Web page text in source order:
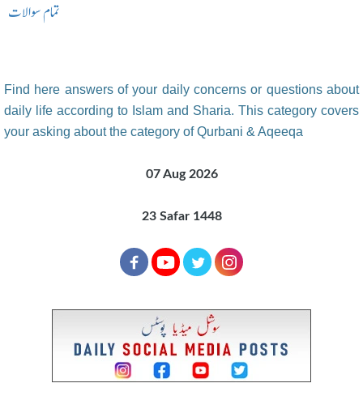
تمام سوالات
Find here answers of your daily concerns or questions about
daily life according to Islam and Sharia. This category covers
your asking about the category of Qurbani & Aqeeqa
07 Aug 2026
23 Safar 1448